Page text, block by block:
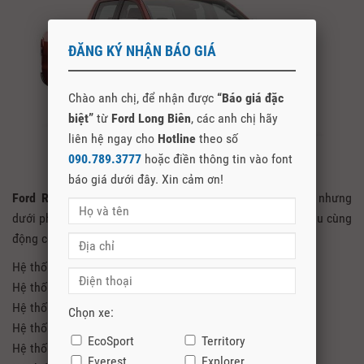
Ford Ranger Limited 2021cũng là phiên bản cao cấp nhưng
dưới phiên bản Wildtrak. Tuy nhiên vẫn được trang bị 2 cầu cùng
động cơ 2.0 Turbo và rất nhiều công nghệ tối tân như:
Hệ thống trợ lực lái điện
Hệ thống kiểm soát giảm thiểu lật xe
Hệ thống kiểm soát xe theo tải trọng
Hệ thống chống bó cứng phanh
Hệ thống phân phối lực phanh điện tử
ĐĂNG KÝ NHẬN BÁO GIÁ
Chào anh chị, để nhận được “Báo giá đặc
biệt” từ Ford Long Biên, các anh chị hãy
liên hệ ngay cho Hotline theo số
090.789.3777 hoặc điền thông tin vào font
báo giá dưới đây. Xin cảm ơn!
Chọn xe:
EcoSport
Territory